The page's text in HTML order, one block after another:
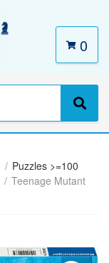
S
e
a
h
0
/ Puzzles >=100
/ Teenage Mutant